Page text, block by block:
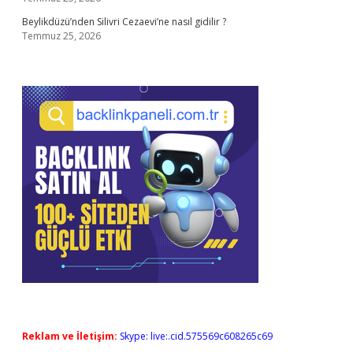
Beylikdüzü’nden Silivri Cezaevi’ne nasıl gidilir ?
Temmuz 25, 2026
Reklam ve İletişim: Skype: live:.cid.575569c608265c69